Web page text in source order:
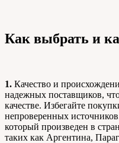
Как выбрать и
1. Качество и
надежных поставщиков,
качестве. Избегайте
непроверенных
который произведен в
таких как Аргентина,